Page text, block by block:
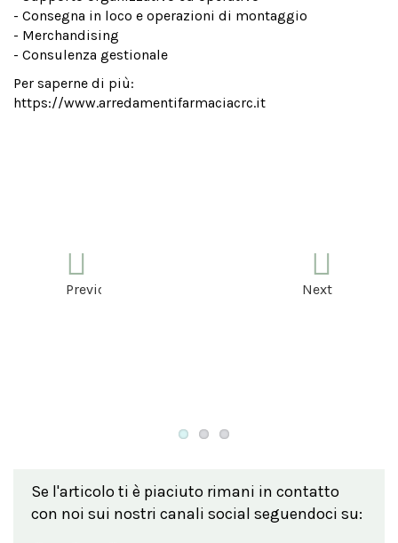
- Consegna in loco e operazioni di montaggio
- Merchandising
- Consulenza gestionale
Per saperne di più:
https://www.arredamentifarmaciacrc.it
Previous Next
Se l'articolo ti è piaciuto rimani in contatto
con noi sui nostri canali social seguendoci su: